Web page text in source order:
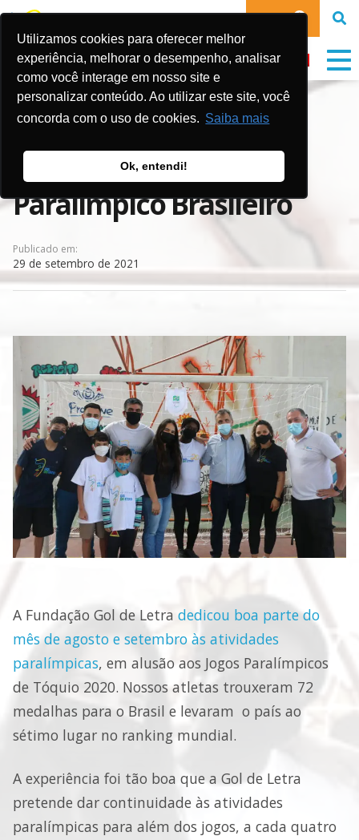
Utilizamos cookies para oferecer melhor
experiência, melhorar o desempenho, analisar
como você interage em nosso site e
personalizar conteúdo. Ao utilizar este site, você
concorda com o uso de cookies. Saiba mais
Ok, entendi!
DOE
Gol de Letra fecha
parceria com Comitê
Paralímpico Brasileiro
Publicado em:
29 de setembro de 2021
A Fundação Gol de Letra dedicou boa parte do
mês de agosto e setembro às atividades
paralímpicas, em alusão aos Jogos Paralímpicos
de Tóquio 2020. Nossos atletas trouxeram 72
medalhas para o Brasil e levaram o país ao
sétimo lugar no ranking mundial.
A experiência foi tão boa que a Gol de Letra
pretende dar continuidade às atividades
paralímpicas para além dos jogos, a cada quatro